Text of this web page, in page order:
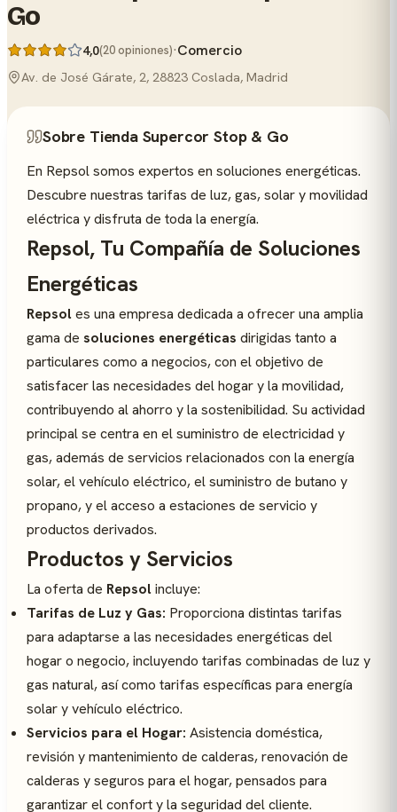
Go
4,0(20 opiniones)·Comercio
Av. de José Gárate, 2, 28823 Coslada, Madrid
Sobre Tienda Supercor Stop & Go
En Repsol somos expertos en soluciones energéticas.
Descubre nuestras tarifas de luz, gas, solar y movilidad
eléctrica y disfruta de toda la energía.
Repsol, Tu Compañía de Soluciones
Energéticas
Repsoles una empresa dedicada a ofrecer una amplia
gama de soluciones energéticas dirigidas tanto a
particulares como a negocios, con el objetivo de
satisfacer las necesidades del hogar y la movilidad,
contribuyendo al ahorro y la sostenibilidad. Su actividad
principal se centra en el suministro de electricidad y
gas, además de servicios relacionados con la energía
solar, el vehículo eléctrico, el suministro de butano y
propano, y el acceso a estaciones de servicio y
productos derivados.
Productos y Servicios
La oferta de Repsolincluye:
Tarifas de Luz y Gas: Proporciona distintas tarifas
para adaptarse a las necesidades energéticas del
hogar o negocio, incluyendo tarifas combinadas de luz y
gas natural, así como tarifas específicas para energía
solar y vehículo eléctrico.
Servicios para el Hogar: Asistencia doméstica,
revisión y mantenimiento de calderas, renovación de
calderas y seguros para el hogar, pensados para
garantizar el confort y la seguridad del cliente.